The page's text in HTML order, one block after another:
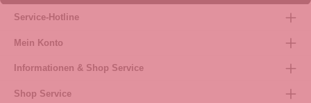
Service-Hotline
Mein Konto
Informationen & Shop Service
Shop Service